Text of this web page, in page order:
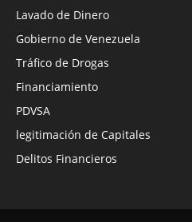
Lavado de Dinero
Gobierno de Venezuela
Tráfico de Drogas
Financiamiento
PDVSA
legitimación de Capitales
Delitos Financieros